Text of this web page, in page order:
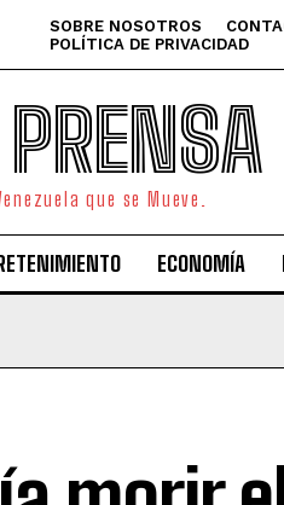
SOBRE NOSOTROS
POLÍTICA DE PRIVACIDAD
que se Mueve.
ECONOMÍA